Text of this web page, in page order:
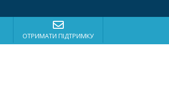
ОТРИМАТИ ПІДТРИМКУ